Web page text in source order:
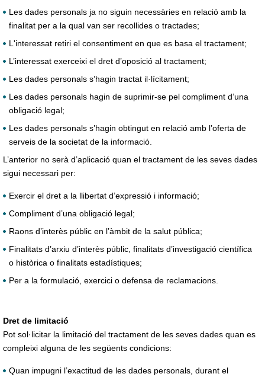
Les dades personals ja no siguin necessàries en relació amb la
finalitat per a la qual van ser recollides o tractades;
L'interessat retiri el consentiment en que es basa el tractament;
L’interessat exerceixi el dret d’oposició al tractament;
Les dades personals s’hagin tractat il·lícitament;
Les dades personals hagin de suprimir-se pel compliment d’una
obligació legal;
Les dades personals s’hagin obtingut en relació amb l’oferta de
serveis de la societat de la informació.
L’anterior no serà d’aplicació quan el tractament de les seves dades
sigui necessari per:
Exercir el dret a la llibertat d’expressió i informació;
Compliment d’una obligació legal;
Raons d’interès públic en l’àmbit de la salut pública;
Finalitats d’arxiu d’interès públic, finalitats d’investigació científica
o històrica o finalitats estadístiques;
Per a la formulació, exercici o defensa de reclamacions.
Dret de limitació
Pot sol·licitar la limitació del tractament de les seves dades quan es
compleixi alguna de les següents condicions:
Quan impugni l’exactitud de les dades personals, durant el